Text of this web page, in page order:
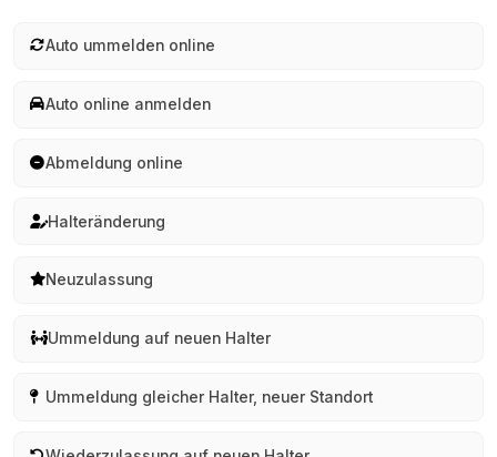
Auto ummelden online
Auto online anmelden
Abmeldung online
Halteränderung
Neuzulassung
Ummeldung auf neuen Halter
Ummeldung gleicher Halter, neuer Standort